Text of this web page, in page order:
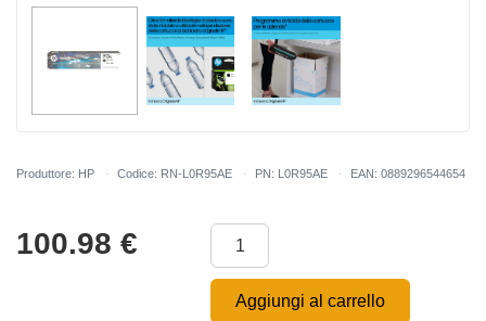
Produttore: HP Codice: RN-L0R95AE PN: L0R95AE EAN: 0889296544654
100.98 €
Aggiungi al carrello